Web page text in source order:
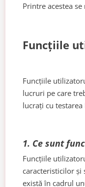
Printre acestea se
Funcțiile
Funcțiile
lucruri pe care
lucrați cu testarea
1. Ce sunt
Funcțiile
caracteristicilor și
există în cadrul